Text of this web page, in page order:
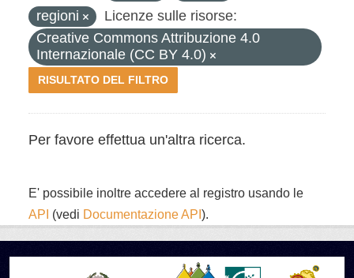
regioni
Licenze sulle risorse:
Creative Commons Attribuzione 4.0
Internazionale (CC BY 4.0)
RISULTATO DEL FILTRO
Per favore effettua un'altra ricerca.
E' possibile inoltre accedere al registro usando le
API (vedi Documentazione API ).